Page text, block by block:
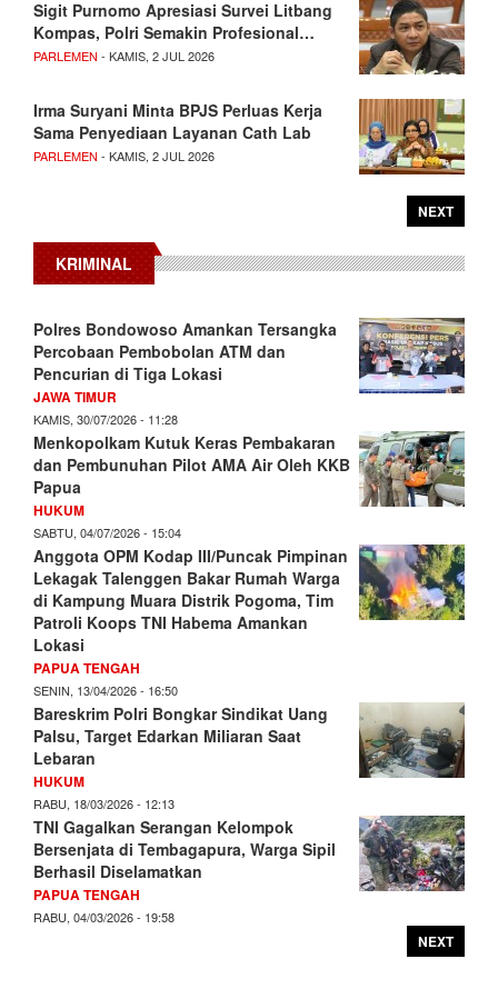
Sigit Purnomo Apresiasi Survei Litbang
Kompas, Polri Semakin Profesional…
PARLEMEN - KAMIS, 2 JUL 2026
Irma Suryani Minta BPJS Perluas Kerja
Sama Penyediaan Layanan Cath Lab
PARLEMEN - KAMIS, 2 JUL 2026
NEXT
KRIMINAL
Polres Bondowoso Amankan Tersangka
Percobaan Pembobolan ATM dan
Pencurian di Tiga Lokasi
JAWA TIMUR
KAMIS, 30/07/2026 - 11:28
Menkopolkam Kutuk Keras Pembakaran
dan Pembunuhan Pilot AMA Air Oleh KKB
Papua
HUKUM
SABTU, 04/07/2026 - 15:04
Anggota OPM Kodap III/Puncak Pimpinan
Lekagak Talenggen Bakar Rumah Warga
di Kampung Muara Distrik Pogoma, Tim
Patroli Koops TNI Habema Amankan
Lokasi
PAPUA TENGAH
SENIN, 13/04/2026 - 16:50
Bareskrim Polri Bongkar Sindikat Uang
Palsu, Target Edarkan Miliaran Saat
Lebaran
HUKUM
RABU, 18/03/2026 - 12:13
TNI Gagalkan Serangan Kelompok
Bersenjata di Tembagapura, Warga Sipil
Berhasil Diselamatkan
PAPUA TENGAH
RABU, 04/03/2026 - 19:58
NEXT